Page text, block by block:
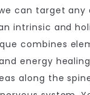
can target
intrinsic and
combines
energy
along the